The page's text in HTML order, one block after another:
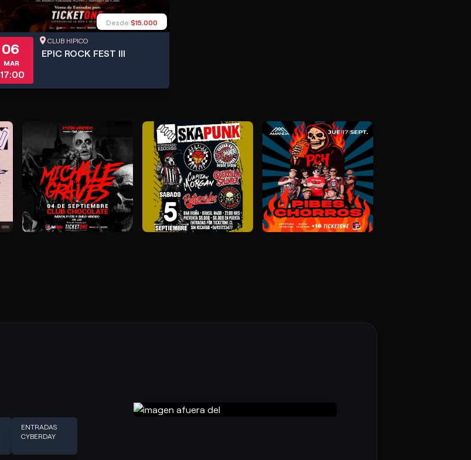
Desde$15.000
06
MAR
17:00
CLUB HIPICO
EPIC ROCK FEST III
ENTRADAS
CYBERDAY